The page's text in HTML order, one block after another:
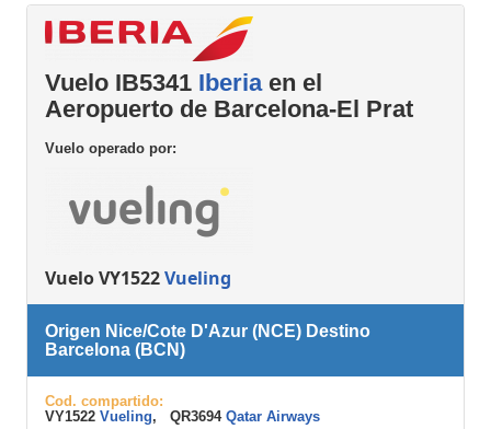
Vuelo IB5341 Iberiaen el
Aeropuerto de Barcelona-El Prat
Vuelo operado por:
Vuelo VY1522Vueling
Origen Nice/Cote D'Azur (NCE) Destino
Barcelona (BCN)
Cod. compartido:
VY1522 Vueling, QR3694 Qatar Airways